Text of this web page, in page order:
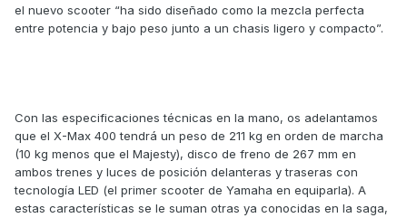
el nuevo scooter “ha sido diseñado como la mezcla perfecta
entre potencia y bajo peso junto a un chasis ligero y compacto”.
Con las especificaciones técnicas en la mano, os adelantamos
que el X-Max 400 tendrá un peso de 211 kg en orden de marcha
(10 kg menos que el Majesty), disco de freno de 267 mm en
ambos trenes y luces de posición delanteras y traseras con
tecnología LED (el primer scooter de Yamaha en equiparla). A
estas características se le suman otras ya conocidas en la saga,